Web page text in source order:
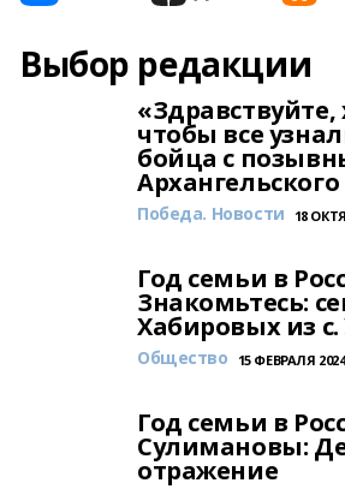
Выбор редакции
чтобы все
бойца с
Победа. Новости 18
Год семьи в
Знакомьтесь:
Хабировых из
Общество 15 ФЕВРАЛЯ
Год семьи в
Сулимановы:
отражение